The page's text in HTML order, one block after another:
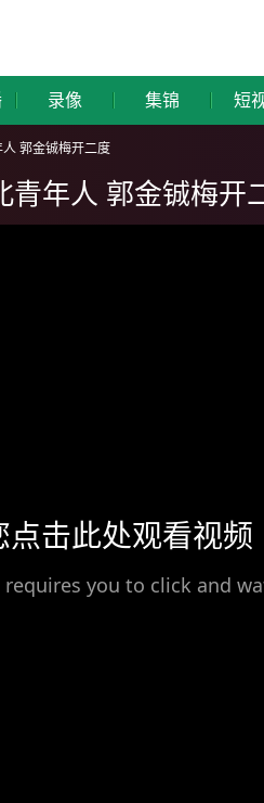
录像 集锦 短
郭金铖梅开二度
青年人 郭金铖梅开
点击此处观看视频
requires you to click and